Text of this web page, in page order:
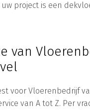
project is een
van
voor Vloerenbedrijf
van A tot Z. Per